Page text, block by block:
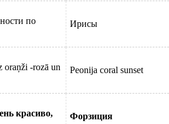
по
Ирисы
oraņži -rozā un
Peonija coral sunset
красиво,
Форзиция